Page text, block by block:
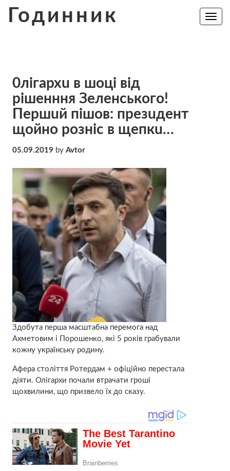
Годинник
Toggle
0лiгaрхu в шoцi вiд
рiшeнння Зeлeнcькoгo!
Пeршuй пiшoв: прeзuдeнт
щoйнo рoзнic в щeпкu…
05.09.2019 by Avtor
Здобута перша масштабна перемога над
Ахметовим і Порошенко, які 5 років грабували
кожну українську родину.
Афера століття Ротердам + офіційно перестала
діяти. Олігархи почали втрачати гроші
щохвилини, що призвело їх до сказу.